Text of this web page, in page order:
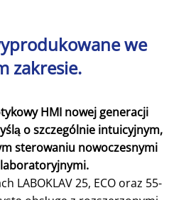
we
zakresie.
HMI nowej generacji
o szczególnie intuicyjnym,
sterowaniu nowoczesnymi
LABOKLAV 25, ECO oraz 55-